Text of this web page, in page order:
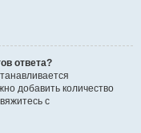
ответа?
добавить количество
с